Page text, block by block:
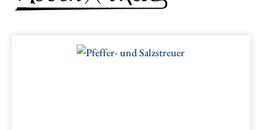
Bildergalerie überspringen